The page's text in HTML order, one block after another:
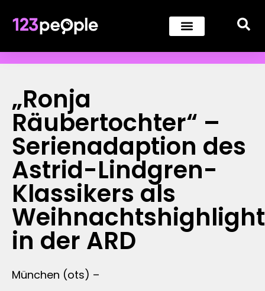
„Ronja
Räubertochter“ –
Serienadaption des
Astrid-Lindgren-
Klassikers als
Weihnachtshighlight
in der ARD
München (ots) –